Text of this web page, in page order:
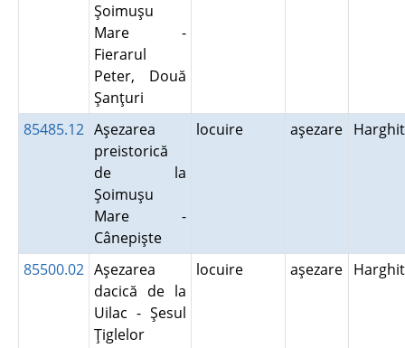
Şoimuşu
Mare -
Fierarul
Peter, Două
Şanţuri
85485.12 Aşezarea
preistorică
de la
Şoimuşu
Mare -
Cânepişte
locuire aşezare
85500.02 Aşezarea
dacică de la
Uilac - Şesul
Ţiglelor
locuire aşezare